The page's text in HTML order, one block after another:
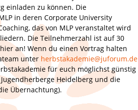
einladen zu können. Die
in deren Corporate University
das von MLP veranstaltet wird
Die Teilnehmerzahl ist auf 30
an! Wenn du einen Vortrag halten
unter herbstakademie@juforum.de
für euch möglichst günstig
Heidelberg und die
Übernachtung).